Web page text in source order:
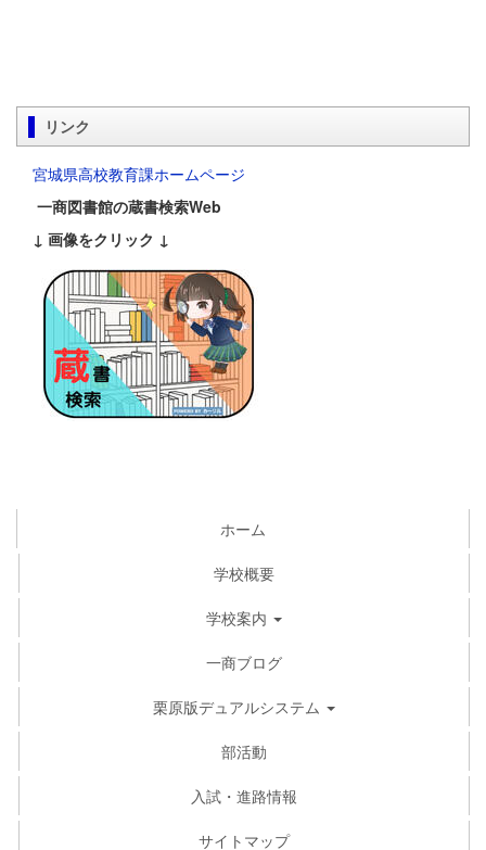
リンク
宮城県高校教育課ホームページ
一商図書館の蔵書検索Web
↓ 画像をクリック ↓
ホーム
学校概要
学校案内
一商ブログ
栗原版デュアルシステム
部活動
入試・進路情報
サイトマップ